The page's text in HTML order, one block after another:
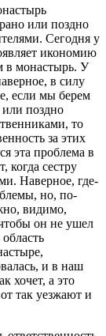
или поздно
Сегодня у
икономию
в монастырь. У
в силу
если мы берем
или поздно
то
за этих
эта проблема в
когда сестру
Наверное, где-
но, по-
видимо,
он не ушел
и в наш
хочет, а это
так уезжают и